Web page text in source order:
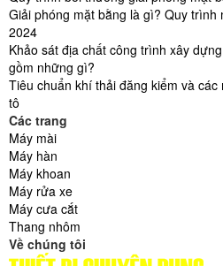
Giải phóng mặt bằng là gì? Quy
2024
Khảo sát địa chất công trình xây
gồm những gì?
Tiêu chuẩn khí thải đăng kiểm và
tô
Các trang
Máy mài
Máy hàn
Máy khoan
Máy rửa xe
Máy cưa cắt
Thang nhôm
Về chúng tôi